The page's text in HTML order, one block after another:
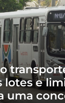
lotes e
uma